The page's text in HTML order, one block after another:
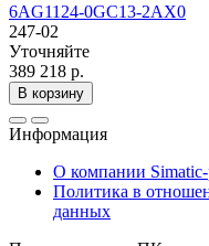
6AG1124-0GC13-2AX0
247-02
Уточняйте
389 218 р.
В корзину
Информация
О компании
Политика в
данных